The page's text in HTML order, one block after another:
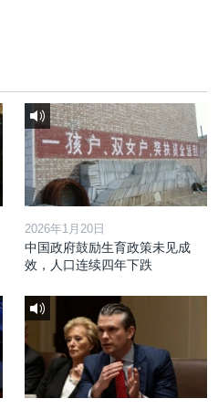
2026年1月20日
中国政府鼓励生育政策未见成
效，人口连续四年下跌